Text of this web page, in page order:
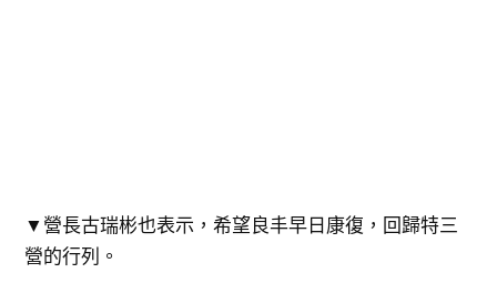
▼營長古瑞彬也表示，希望良丰早日康復，回歸特三
營的行列。